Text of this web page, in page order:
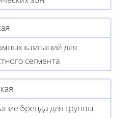
кампаний для
сегмента
бренда для группы